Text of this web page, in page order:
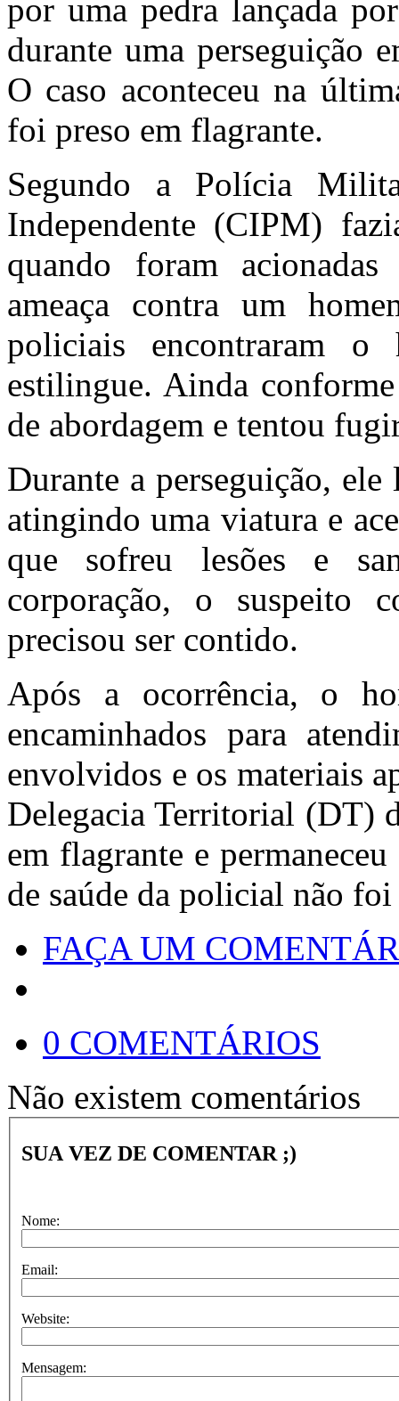
por uma pedra lançada
durante uma perseguição
O caso aconteceu na
foi preso em flagrante.
Segundo a Polícia
Independente (CIPM)
quando foram
ameaça contra um
policiais encontraram
estilingue. Ainda
de abordagem e tentou
Durante a perseguição,
atingindo uma viatura e
que sofreu lesões e
corporação, o suspeito
precisou ser contido.
Após a ocorrência, o
encaminhados para
envolvidos e os materiais
Delegacia Territorial (DT)
em flagrante e
de saúde da policial não
FAÇA UM
0 COMENTÁRIOS
Não existem comentários
SUA VEZ DE COMENTAR ;)
Nome:
Email:
Website:
Mensagem: